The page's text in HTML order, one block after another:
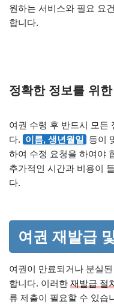
원하는 서비스와 필요 요
합니다.
정확한 정보를 위
여권 수령 후 반드시 모든
다. 이름, 생년월일
등이
하여 수정 요청을 하여야
추가적인 시간과 비용이
다.
여권 재발급
여권이 만료되거나 분실
합니다. 이러한 재발급 절
류 제출이 필요할 수 있습